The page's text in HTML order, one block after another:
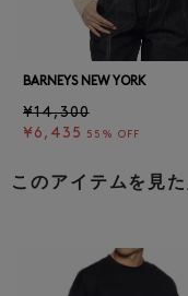
BARNEYS NEW YORK
¥14,300
¥6,435
55% OFF
このアイテムを見